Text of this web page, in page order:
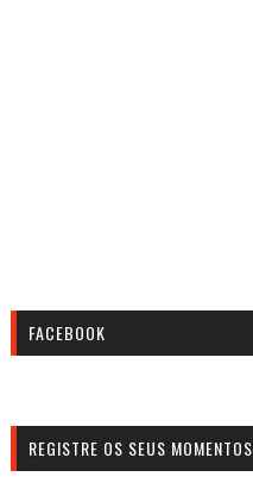
FACEBOOK
REGISTRE OS SEUS MOMENTOS